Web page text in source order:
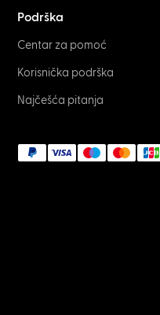
Podrška
Centar za pomoć
Korisnička podrška
Najčešća pitanja